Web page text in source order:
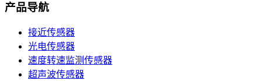
产品导航
接近传感器
光电传感器
速度转速监测传感器
超声波传感器